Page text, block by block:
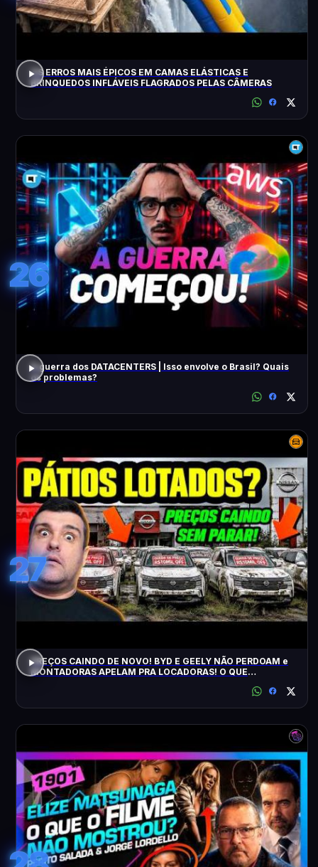
OS ERROS MAIS ÉPICOS EM CAMAS ELÁSTICAS E
BRINQUEDOS INFLÁVEIS FLAGRADOS PELAS CÂMERAS
26
A guerra dos DATACENTERS | Isso envolve o Brasil? Quais
os problemas?
27
PREÇOS CAINDO DE NOVO! BYD E GEELY NÃO PERDOAM e
MONTADORAS APELAM PRA LOCADORAS! O QUE